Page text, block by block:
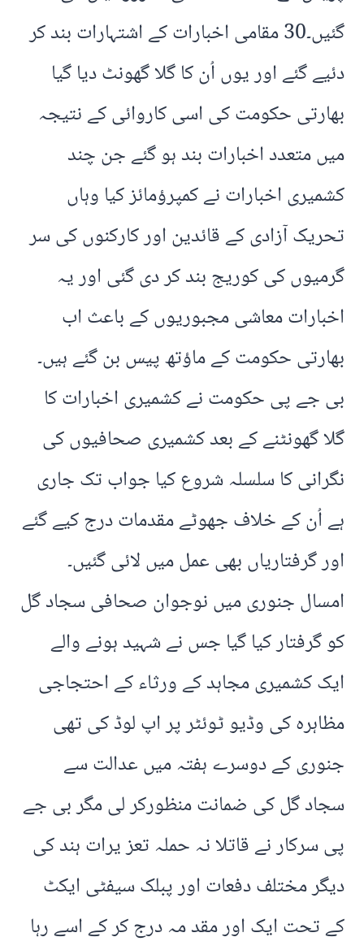
گئیں۔30 مقامی اخبارات کے اشتہارات بند کر
دئیے گئے اور یوں اُن کا گلا گھونٹ دیا گیا
بھارتی حکومت کی اسی کاروائی کے نتیجہ
میں متعدد اخبارات بند ہو گئے جن چند
کشمیری اخبارات نے کمپرؤمائز کیا وہاں
تحریک آزادی کے قائدین اور کارکنوں کی سر
گرمیوں کی کوریج بند کر دی گئی اور یہ
اخبارات معاشی مجبوریوں کے باعث اب
بھارتی حکومت کے ماؤتھ پیس بن گئے ہیں۔
بی جے پی حکومت نے کشمیری اخبارات کا
گلا گھونٹنے کے بعد کشمیری صحافیوں کی
نگرانی کا سلسلہ شروع کیا جواب تک جاری
ہے اُن کے خلاف جھوٹے مقدمات درج کیے گئے
اور گرفتاریاں بھی عمل میں لائی گئیں۔
امسال جنوری میں نوجوان صحافی سجاد گل
کو گرفتار کیا گیا جس نے شہید ہونے والے
ایک کشمیری مجاہد کے ورثاء کے احتجاجی
مظاہرہ کی وڈیو ٹوئٹر پر اپ لوڈ کی تھی
جنوری کے دوسرے ہفتہ میں عدالت سے
سجاد گل کی ضمانت منظورکر لی مگر بی جے
پی سرکار نے قاتلا نہ حملہ تعز یرات ہند کی
دیگر مختلف دفعات اور پبلک سیفٹی ایکٹ
کے تحت ایک اور مقد مہ درج کر کے اسے رہا